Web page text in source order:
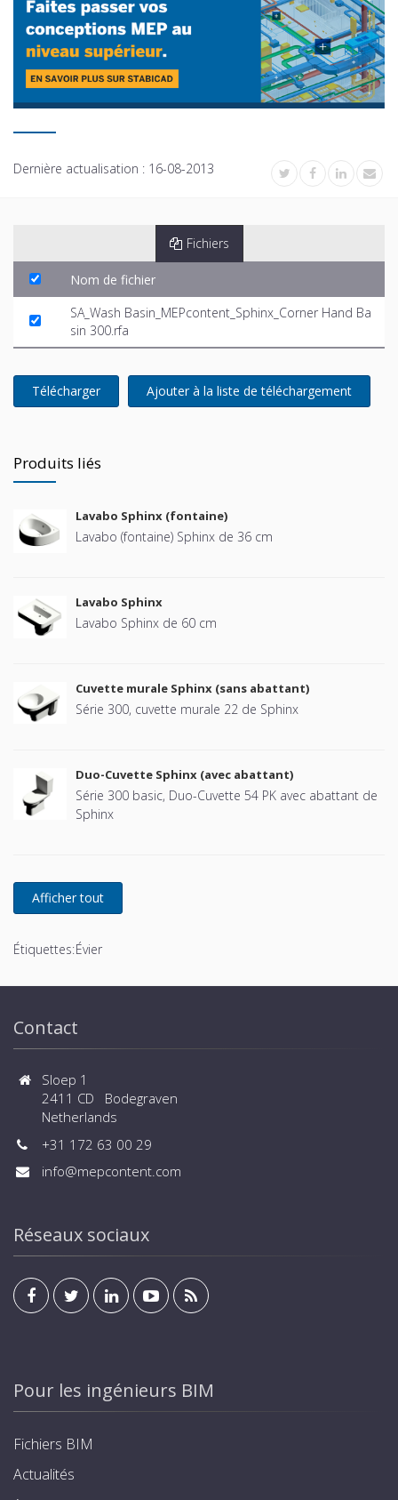
Dernière actualisation : 16-08-2013
Fichiers
Nom de fichier
SA_Wash Basin_MEPcontent_Sphinx_Corner Hand Ba
sin 300.rfa
Télécharger Ajouter à la liste de téléchargement
Produits liés
Lavabo Sphinx (fontaine)
Lavabo (fontaine) Sphinx de 36 cm
Lavabo Sphinx
Lavabo Sphinx de 60 cm
Cuvette murale Sphinx (sans abattant)
Série 300, cuvette murale 22 de Sphinx
Duo-Cuvette Sphinx (avec abattant)
Série 300 basic, Duo-Cuvette 54 PK avec abattant de
Sphinx
Étiquettes:Évier
Contact
Sloep 1
2411 CD Bodegraven
Netherlands
+31 172 63 00 29
info@mepcontent.com
Réseaux sociaux
Pour les ingénieurs BIM
Fichiers BIM
Actualités